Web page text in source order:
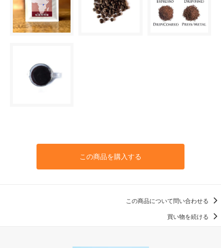
この商品を購入する
この商品について問い合わせる
買い物を続ける